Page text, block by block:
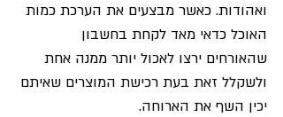
ואהודות. כאשר מבצעים את הערכת כמות
האוכל כדאי מאד לקחת בחשבון
שהאורחים ירצו לאכול יותר ממנה אחת
ולשקלל זאת בעת רכישת המוצרים שאיתם
יכין השף את הארוחה.